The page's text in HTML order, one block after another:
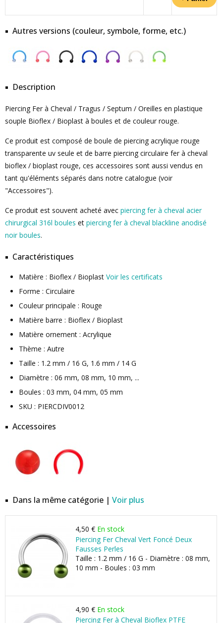
Autres versions (couleur, symbole, forme, etc.)
Description
Piercing Fer à Cheval / Tragus / Septum / Oreilles en plastique
souple Bioflex / Bioplast à boules et de couleur rouge.
Ce produit est composé de boule de piercing acrylique rouge
transparente uv seule et de barre piercing circulaire fer à cheval
bioflex / bioplast rouge, ces accessoires sont aussi vendus en
tant qu'éléments séparés dans notre catalogue (voir
"Accessoires").
Ce produit est souvent acheté avec piercing fer à cheval acier
chirurgical 316l boules et piercing fer à cheval blackline anodisé
noir boules.
Caractéristiques
Matière : Bioflex / Bioplast Voir les certificats
Forme : Circulaire
Couleur principale : Rouge
Matière barre : Bioflex / Bioplast
Matière ornement : Acrylique
Thème : Autre
Taille : 1.2 mm / 16 G, 1.6 mm / 14 G
Diamètre : 06 mm, 08 mm, 10 mm, ...
Boules : 03 mm, 04 mm, 05 mm
SKU : PIERCDIV0012
Accessoires
Dans la même catégorie | Voir plus
4,50 € En stock
Piercing Fer Cheval Vert Foncé Deux
Fausses Perles
Taille : 1.2 mm / 16 G - Diamètre : 08 mm,
10 mm - Boules : 03 mm
4,90 € En stock
Piercing Fer à Cheval Bioflex PTFE